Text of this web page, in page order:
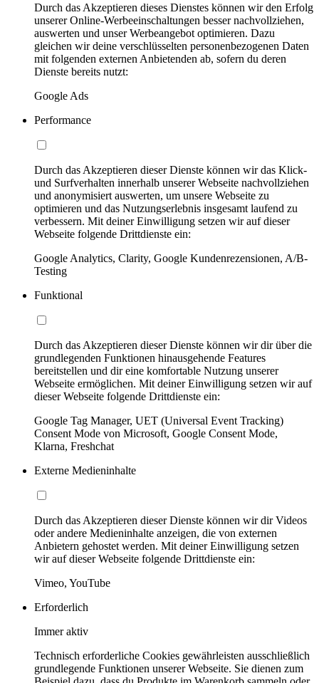
Durch das Akzeptieren dieses Dienstes können wir den Erfolg
unserer Online-Werbeeinschaltungen besser nachvollziehen,
auswerten und unser Werbeangebot optimieren. Dazu
gleichen wir deine verschlüsselten personenbezogenen Daten
mit folgenden externen Anbietenden ab, sofern du deren
Dienste bereits nutzt:
Google Ads
Performance
Durch das Akzeptieren dieser Dienste können wir das Klick-
und Surfverhalten innerhalb unserer Webseite nachvollziehen
und anonymisiert auswerten, um unsere Webseite zu
optimieren und das Nutzungserlebnis insgesamt laufend zu
verbessern. Mit deiner Einwilligung setzen wir auf dieser
Webseite folgende Drittdienste ein:
Google Analytics, Clarity, Google Kundenrezensionen, A/B-
Testing
Funktional
Durch das Akzeptieren dieser Dienste können wir dir über die
grundlegenden Funktionen hinausgehende Features
bereitstellen und dir eine komfortable Nutzung unserer
Webseite ermöglichen. Mit deiner Einwilligung setzen wir auf
dieser Webseite folgende Drittdienste ein:
Google Tag Manager, UET (Universal Event Tracking)
Consent Mode von Microsoft, Google Consent Mode,
Klarna, Freshchat
Externe Medieninhalte
Durch das Akzeptieren dieser Dienste können wir dir Videos
oder andere Medieninhalte anzeigen, die von externen
Anbietern gehostet werden. Mit deiner Einwilligung setzen
wir auf dieser Webseite folgende Drittdienste ein:
Vimeo, YouTube
Erforderlich
Immer aktiv
Technisch erforderliche Cookies gewährleisten ausschließlich
grundlegende Funktionen unserer Webseite. Sie dienen zum